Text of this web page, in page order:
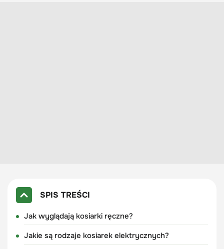
SPIS TREŚCI
Jak wyglądają kosiarki ręczne?
Jakie są rodzaje kosiarek elektrycznych?